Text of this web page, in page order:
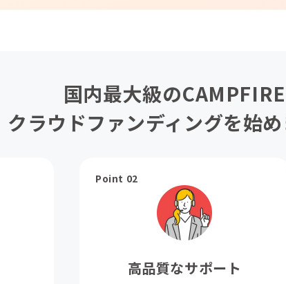
国内最大級の
クラウドファンディングを始
Point 02
高品質なサポート